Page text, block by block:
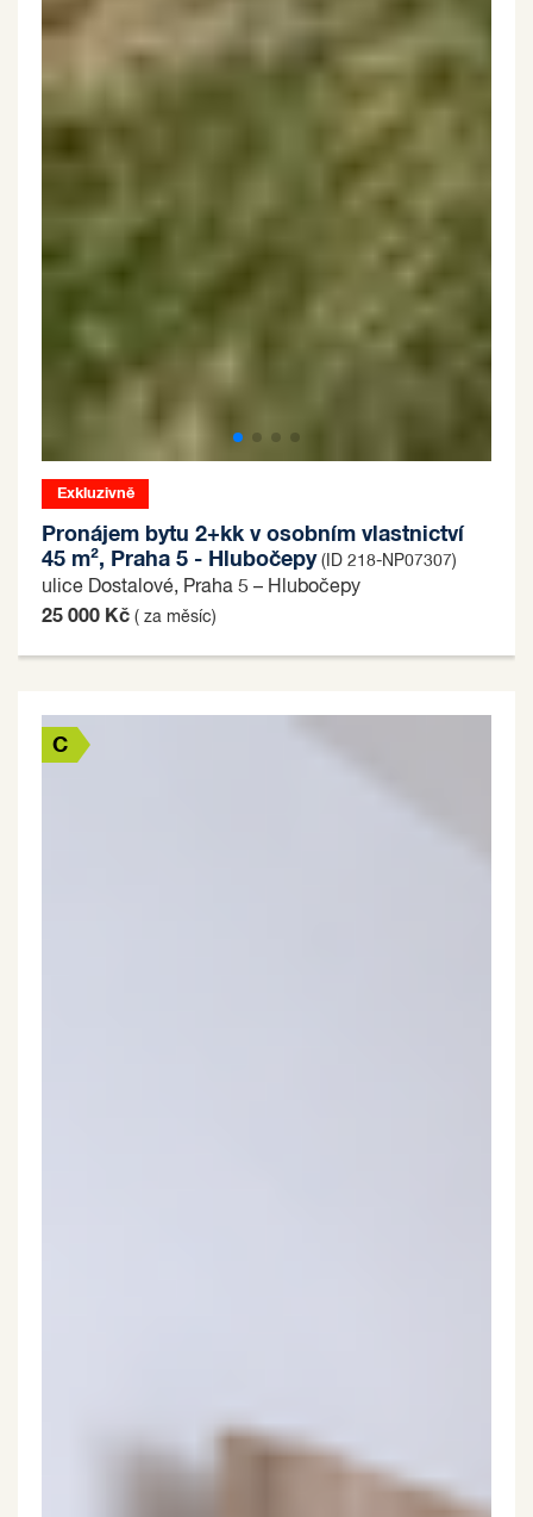
Exkluzivně
Pronájem bytu 2+kk v osobním vlastnictví
45 m², Praha 5 - Hlubočepy (ID 218-NP07307)
ulice Dostalové, Praha 5 – Hlubočepy
25 000 Kč ( za měsíc)
C